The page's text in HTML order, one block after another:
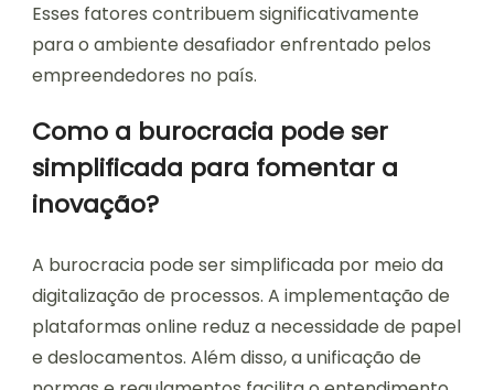
Esses fatores contribuem significativamente
para o ambiente desafiador enfrentado pelos
empreendedores no país.
Como a burocracia pode ser
simplificada para fomentar a
inovação?
A burocracia pode ser simplificada por meio da
digitalização de processos. A implementação de
plataformas online reduz a necessidade de papel
e deslocamentos. Além disso, a unificação de